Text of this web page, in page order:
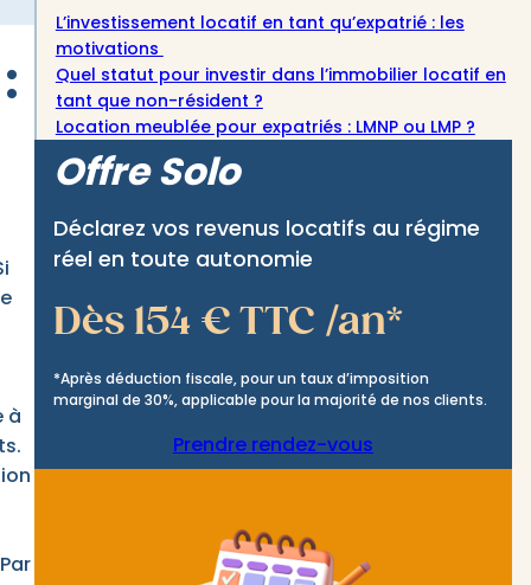
à
L’investissement locatif en tant qu’expatrié : les
motivations
Quel statut pour investir dans l’immobilier locatif en
tant que non-résident ?
Location meublée pour expatriés : LMNP ou LMP ?
Offre Solo
Déclarez vos revenus locatifs au régime
réel en toute autonomie
Dès 154 € TTC /an*
*Après déduction fiscale, pour un taux d’imposition
marginal de 30%, applicable pour la majorité de nos clients.
Prendre rendez-vous